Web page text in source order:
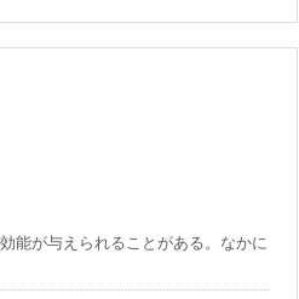
能が与えられることがある。なかに